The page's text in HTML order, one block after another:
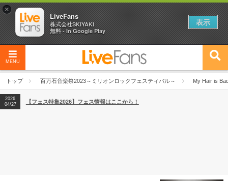
MENU
トップ 百万石音楽祭2023～ミリオンロックフェスティバル～ My Hair is
2026
04/27
2026
【ライブ動員ランキング】2026年上半期編発表！
2026
04/27
【フェス特集2026】フェス情報はここから！
×
LiveFans
株式会社SKIYAKI
無料 - In Google Play
表示